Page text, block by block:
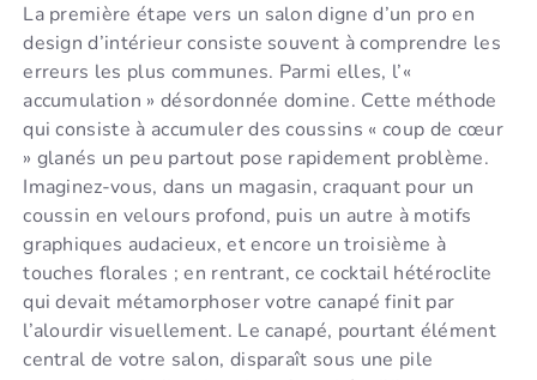
La première étape vers un salon digne d’un pro en
design d’intérieur consiste souvent à comprendre les
erreurs les plus communes. Parmi elles, l’«
accumulation » désordonnée domine. Cette méthode
qui consiste à accumuler des coussins « coup de cœur
» glanés un peu partout pose rapidement problème.
Imaginez-vous, dans un magasin, craquant pour un
coussin en velours profond, puis un autre à motifs
graphiques audacieux, et encore un troisième à
touches florales ; en rentrant, ce cocktail hétéroclite
qui devait métamorphoser votre canapé finit par
l’alourdir visuellement. Le canapé, pourtant élément
central de votre salon, disparaît sous une pile